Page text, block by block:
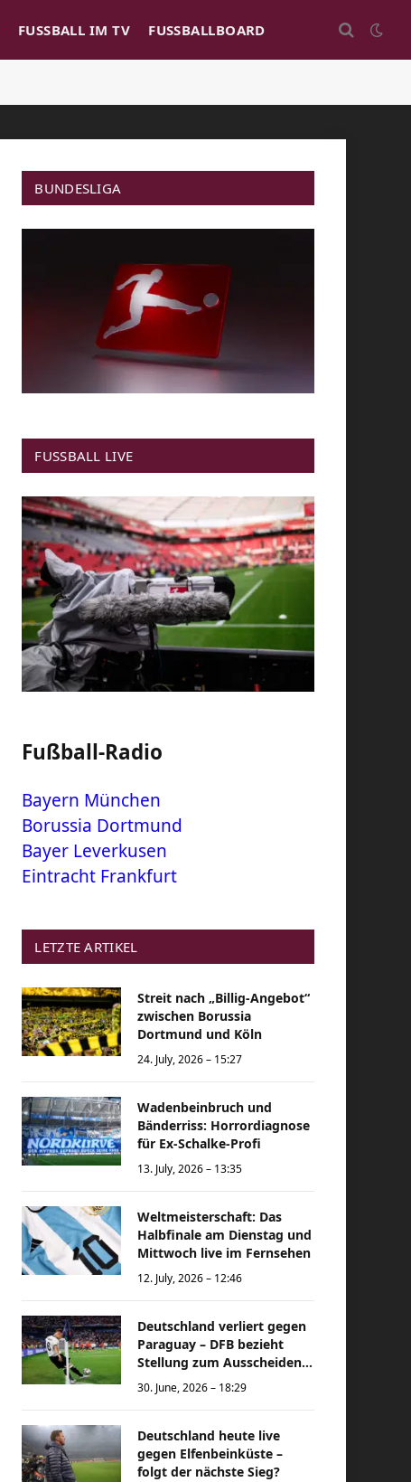
FUSSBALL IM TV FUSSBALLBOARD
BUNDESLIGA
FUSSBALL LIVE
Fußball-Radio
Bayern München
Borussia Dortmund
Bayer Leverkusen
Eintracht Frankfurt
LETZTE ARTIKEL
Streit nach „Billig-Angebot“
zwischen Borussia
Dortmund und Köln
24. July, 2026 – 15:27
Wadenbeinbruch und
Bänderriss: Horrordiagnose
für Ex-Schalke-Profi
13. July, 2026 – 13:35
Weltmeisterschaft: Das
Halbfinale am Dienstag und
Mittwoch live im Fernsehen
12. July, 2026 – 12:46
Deutschland verliert gegen
Paraguay – DFB bezieht
Stellung zum Ausscheiden
bei der Weltmeisterschaft
30. June, 2026 – 18:29
Deutschland heute live
gegen Elfenbeinküste –
folgt der nächste Sieg?